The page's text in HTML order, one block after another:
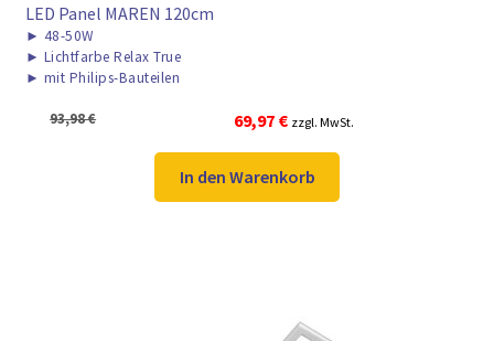
LED Panel MAREN 120cm
► 48-50W
► Lichtfarbe Relax True
► mit Philips-Bauteilen
93,98€
Ursprünglicher
Preis
war:
93,98 €
69,97 €Aktueller
Preis
ist:
69,97 €.
zzgl. MwSt.
In den Warenkorb